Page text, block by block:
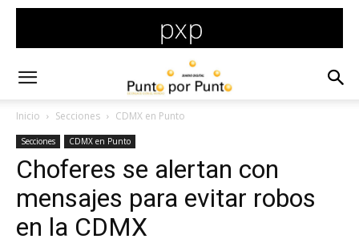
Inicio Secciones CDMX en Punto
Secciones CDMX en Punto
Choferes se alertan con
mensajes para evitar robos
en la CDMX